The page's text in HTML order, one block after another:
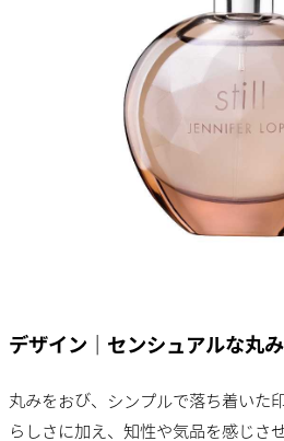
デザイン｜センシュアルな丸
丸みをおび、シンプルで落ち着いた
らしさに加え、知性や気品を感じさ